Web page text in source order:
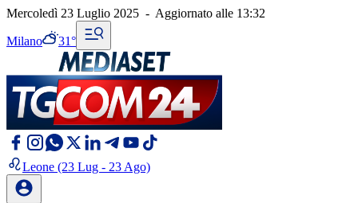
Mercoledì 23 Luglio 2025 - Aggiornato alle 13:32
Milano 31°
Leone (23 Lug - 23 Ago)